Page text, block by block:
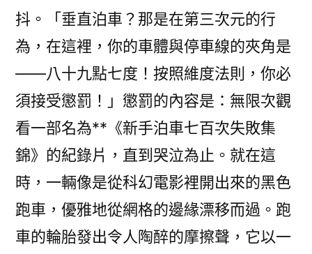
抖。「垂直泊車？那是在第三次元的行
為，在這裡，你的車體與停車線的夾角是
——八十九點七度！按照維度法則，你必
須接受懲罰！」懲罰的內容是：無限次觀
看一部名為**《新手泊車七百次失敗集
錦》的紀錄片，直到哭泣為止。就在這
時，一輛像是從科幻電影裡開出來的黑色
跑車，優雅地從網格的邊緣漂移而過。跑
車的輪胎發出令人陶醉的摩擦聲，它以一